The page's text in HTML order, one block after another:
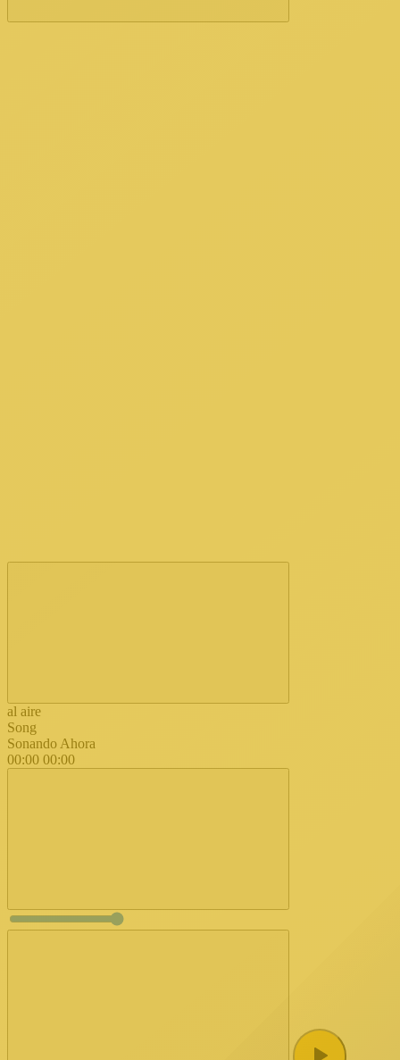
al aire
Song
Sonando Ahora
00:00 00:00